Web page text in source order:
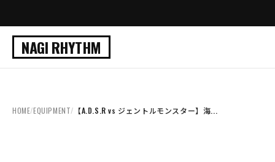
NAGI RHYTHM
HOME/EQUIPMENT/ 【A.D.S.R vs ジェントルモンスター】海...